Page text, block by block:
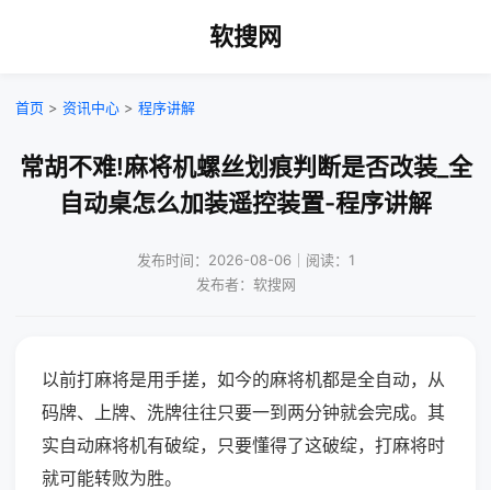
软搜网
首页 > 资讯中心 > 程序讲解
常胡不难!麻将机螺丝划痕判断是否改装_全
自动桌怎么加装遥控装置-程序讲解
发布时间：2026-08-06｜阅读：1
发布者：软搜网
以前打麻将是用手搓，如今的麻将机都是全自动，从
码牌、上牌、洗牌往往只要一到两分钟就会完成。其
实自动麻将机有破绽，只要懂得了这破绽，打麻将时
就可能转败为胜。